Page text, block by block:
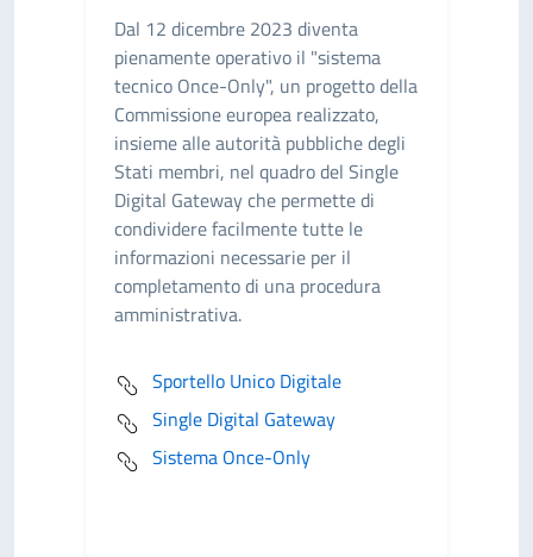
Dal 12 dicembre 2023 diventa
pienamente operativo il "sistema
tecnico Once-Only", un progetto della
Commissione europea realizzato,
insieme alle autorità pubbliche degli
Stati membri, nel quadro del Single
Digital Gateway che permette di
condividere facilmente tutte le
informazioni necessarie per il
completamento di una procedura
amministrativa.
Sportello Unico Digitale
Single Digital Gateway
Sistema Once-Only